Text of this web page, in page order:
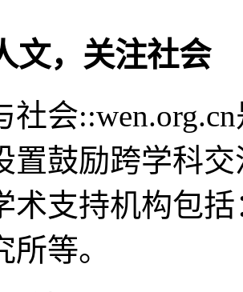
文，关注社会
社会
置鼓励跨学科
术支持机构包
等。